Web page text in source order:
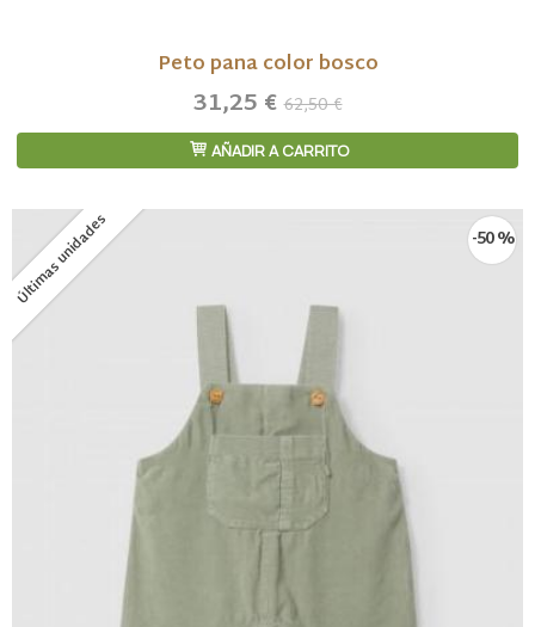
Peto pana color bosco
31,25 €62,50 €
AÑADIR A CARRITO
Últimas unidades -50 %